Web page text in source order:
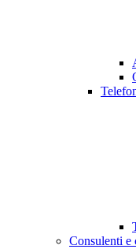
Consulenti e